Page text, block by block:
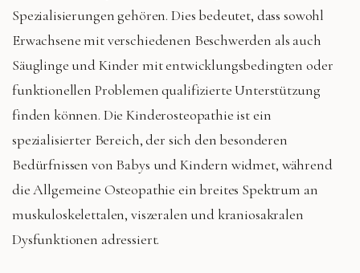
Spezialisierungen gehören. Dies bedeutet, dass sowohl
Erwachsene mit verschiedenen Beschwerden als auch
Säuglinge und Kinder mit entwicklungsbedingten oder
funktionellen Problemen qualifizierte Unterstützung
finden können. Die Kinderosteopathie ist ein
spezialisierter Bereich, der sich den besonderen
Bedürfnissen von Babys und Kindern widmet, während
die Allgemeine Osteopathie ein breites Spektrum an
muskuloskelettalen, viszeralen und kraniosakralen
Dysfunktionen adressiert.